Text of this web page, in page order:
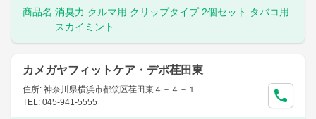
商品名:消臭力 クルマ用 クリップタイプ 2個セット タバコ用
スカイミント
カメガヤフィットケア・デポ荏田東
住所: 神奈川県横浜市都筑区荏田東４－４－１
TEL: 045-941-5555